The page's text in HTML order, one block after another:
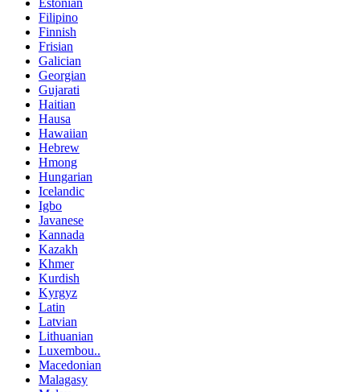
Estonian
Filipino
Finnish
Frisian
Galician
Georgian
Gujarati
Haitian
Hausa
Hawaiian
Hebrew
Hmong
Hungarian
Icelandic
Igbo
Javanese
Kannada
Kazakh
Khmer
Kurdish
Kyrgyz
Latin
Latvian
Lithuanian
Luxembou..
Macedonian
Malagasy